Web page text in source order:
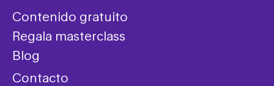
Contenido gratuito
Regala masterclass
Blog
Contacto